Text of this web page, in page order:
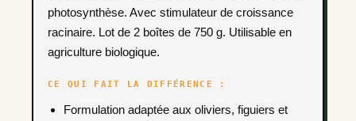
photosynthèse. Avec stimulateur de croissance
racinaire. Lot de 2 boîtes de 750 g. Utilisable en
agriculture biologique.
CE QUI FAIT LA DIFFÉRENCE :
Formulation adaptée aux oliviers, figuiers et